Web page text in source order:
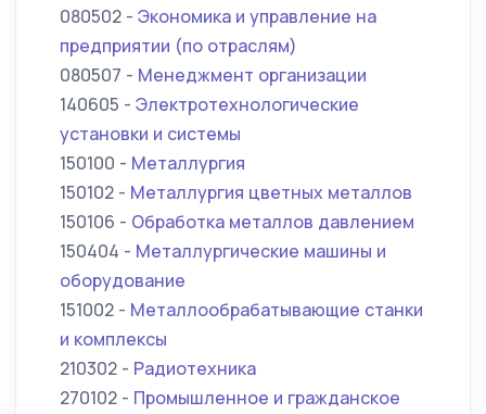
080502 - Экономика и управление на
предприятии (по отраслям)
080507 - Менеджмент организации
140605 - Электротехнологические
установки и системы
150100 - Металлургия
150102 - Металлургия цветных металлов
150106 - Обработка металлов давлением
150404 - Металлургические машины и
оборудование
151002 - Металлообрабатывающие станки
и комплексы
210302 - Радиотехника
270102 - Промышленное и гражданское